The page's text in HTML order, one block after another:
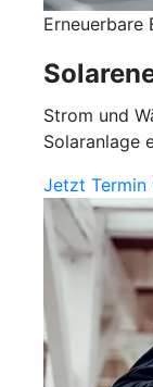
Erneuerbare
Strom und
Solaranlage
Jetzt Termin